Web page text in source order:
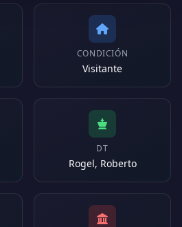
CONDICIÓN
Visitante
DT
Rogel, Roberto